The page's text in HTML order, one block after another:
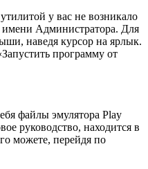
у вас не возникало
имени Администратора. Для
наведя курсор на ярлык.
программу от
файлы эмулятора Play
руководство, находится в
можете, перейдя по